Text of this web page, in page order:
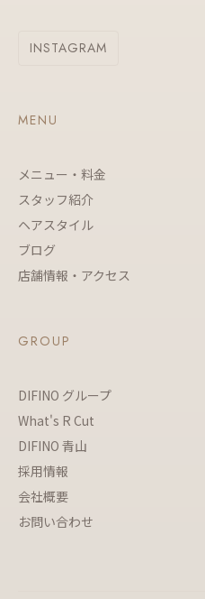
INSTAGRAM
MENU
メニュー・料金
スタッフ紹介
ヘアスタイル
ブログ
店舗情報・アクセス
GROUP
DIFINO グループ
What's R Cut
DIFINO 青山
採用情報
会社概要
お問い合わせ